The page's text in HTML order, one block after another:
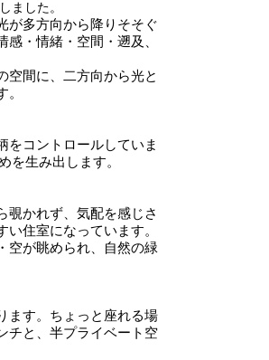
ました。
が多方向から降りそそぐ
・情緒・空間・遡及、
空間に、二方向から光と
をコントロールしていま
を生み出します。
覗かれず、気配を感じさ
住室になっています。
空が眺められ、自然の緑
ます。ちょっと座れる場
チと、半プライベート空